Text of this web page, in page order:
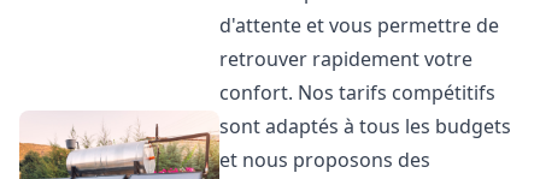
d'attente et vous permettre de
retrouver rapidement votre
confort. Nos tarifs compétitifs
sont adaptés à tous les budgets
et nous proposons des